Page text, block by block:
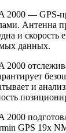
2000 — GPS-
Антенна
и скорость
данных.
2000
и
GPS 19x